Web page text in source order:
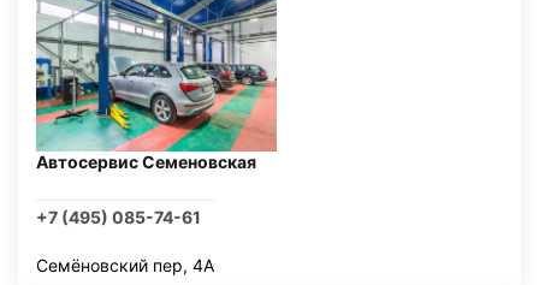
Автосервис Семеновская
+7 (495) 085-74-61
Семёновский пер, 4А